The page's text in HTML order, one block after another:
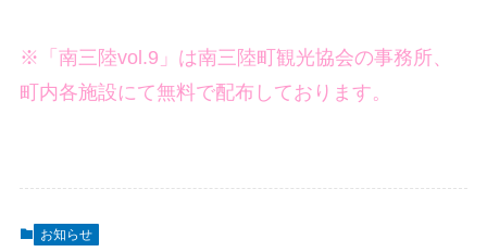
※「南三陸vol.9」は南三陸町観光協会の事務所、
町内各施設にて無料で配布しております。
お知らせ